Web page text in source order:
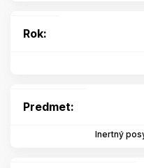
Rok:
Predmet:
Inertný